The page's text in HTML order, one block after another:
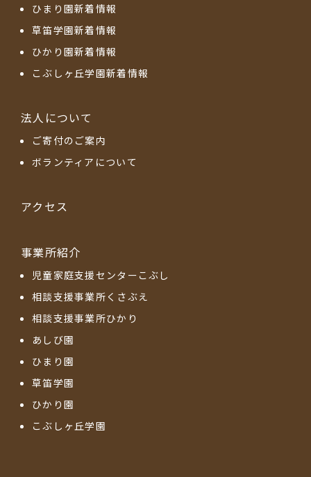
ひまり園新着情報
草笛学園新着情報
ひかり園新着情報
こぶしヶ丘学園新着情報
法人について
ご寄付のご案内
ボランティアについて
アクセス
事業所紹介
児童家庭支援センターこぶし
相談支援事業所くさぶえ
相談支援事業所ひかり
あしび園
ひまり園
草笛学園
ひかり園
こぶしヶ丘学園